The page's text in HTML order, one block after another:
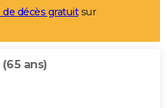
de décès gratuitsur
(65 ans)